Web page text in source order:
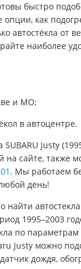
быстро
опции, как
автостёкла от
наиболее
и МО;
в автоцентре.
Justy
на сайте, также
. Мы работаем
день!
найти
1995–2003
по параметрам
Justy можно
дождя,